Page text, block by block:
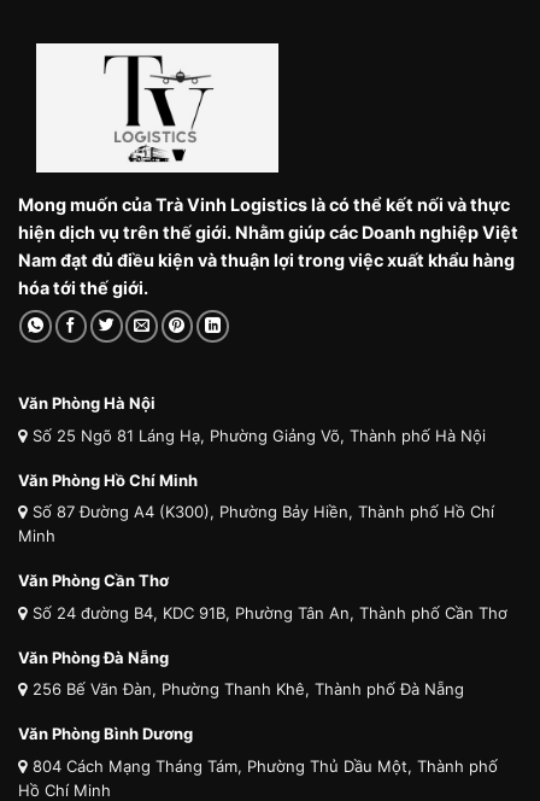
Mong muốn của Trà Vinh Logistics là có thể kết nối và thực
hiện dịch vụ trên thế giới. Nhằm giúp các Doanh nghiệp Việt
Nam đạt đủ điều kiện và thuận lợi trong việc xuất khẩu hàng
hóa tới thế giới.
Văn Phòng Hà Nội
Số 25 Ngõ 81 Láng Hạ, Phường Giảng Võ, Thành phố Hà Nội
Văn Phòng Hồ Chí Minh
Số 87 Đường A4 (K300), Phường Bảy Hiền, Thành phố Hồ Chí
Minh
Văn Phòng Cần Thơ
Số 24 đường B4, KDC 91B, Phường Tân An, Thành phố Cần Thơ
Văn Phòng Đà Nẵng
256 Bế Văn Đàn, Phường Thanh Khê, Thành phố Đà Nẵng
Văn Phòng Bình Dương
804 Cách Mạng Tháng Tám, Phường Thủ Dầu Một, Thành phố
Hồ Chí Minh